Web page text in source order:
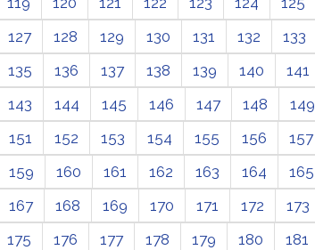
127 128 129 130 131 132
133
135 136 137 138 139 140
141
143 144 145 146 147 148
149
151 152 153 154 155 156
157
159 160 161 162 163 164
165
167 168 169 170 171 172
173
175 176 177 178 179 180 181